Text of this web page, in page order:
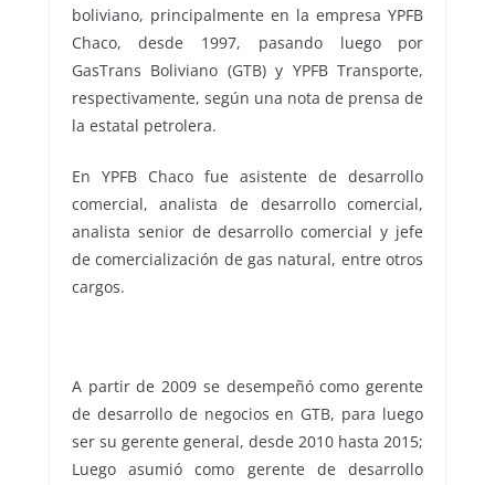
boliviano, principalmente en la empresa YPFB
Chaco, desde 1997, pasando luego por
GasTrans Boliviano (GTB) y YPFB Transporte,
respectivamente, según una nota de prensa de
la estatal petrolera.
En YPFB Chaco fue asistente de desarrollo
comercial, analista de desarrollo comercial,
analista senior de desarrollo comercial y jefe
de comercialización de gas natural, entre otros
cargos.
A partir de 2009 se desempeñó como gerente
de desarrollo de negocios en GTB, para luego
ser su gerente general, desde 2010 hasta 2015;
Luego asumió como gerente de desarrollo